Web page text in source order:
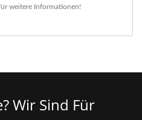
weitere Informationen!
Wir Sind Für